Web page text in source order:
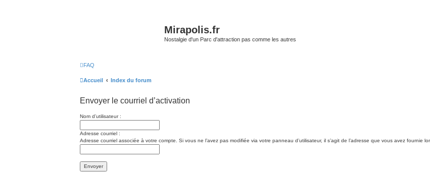
Mirapolis.fr
Nostalgie d'un Parc d'attraction pas comme les autres
FAQ
Accueil Index du forum
Envoyer le courriel d’activation
Nom d’utilisateur :
Adresse courriel :
Adresse courriel associée à votre compte. Si vous ne l’avez pas modifiée via votre panneau d’utilisateur, il s’agit de l’adresse que vous avez fournie